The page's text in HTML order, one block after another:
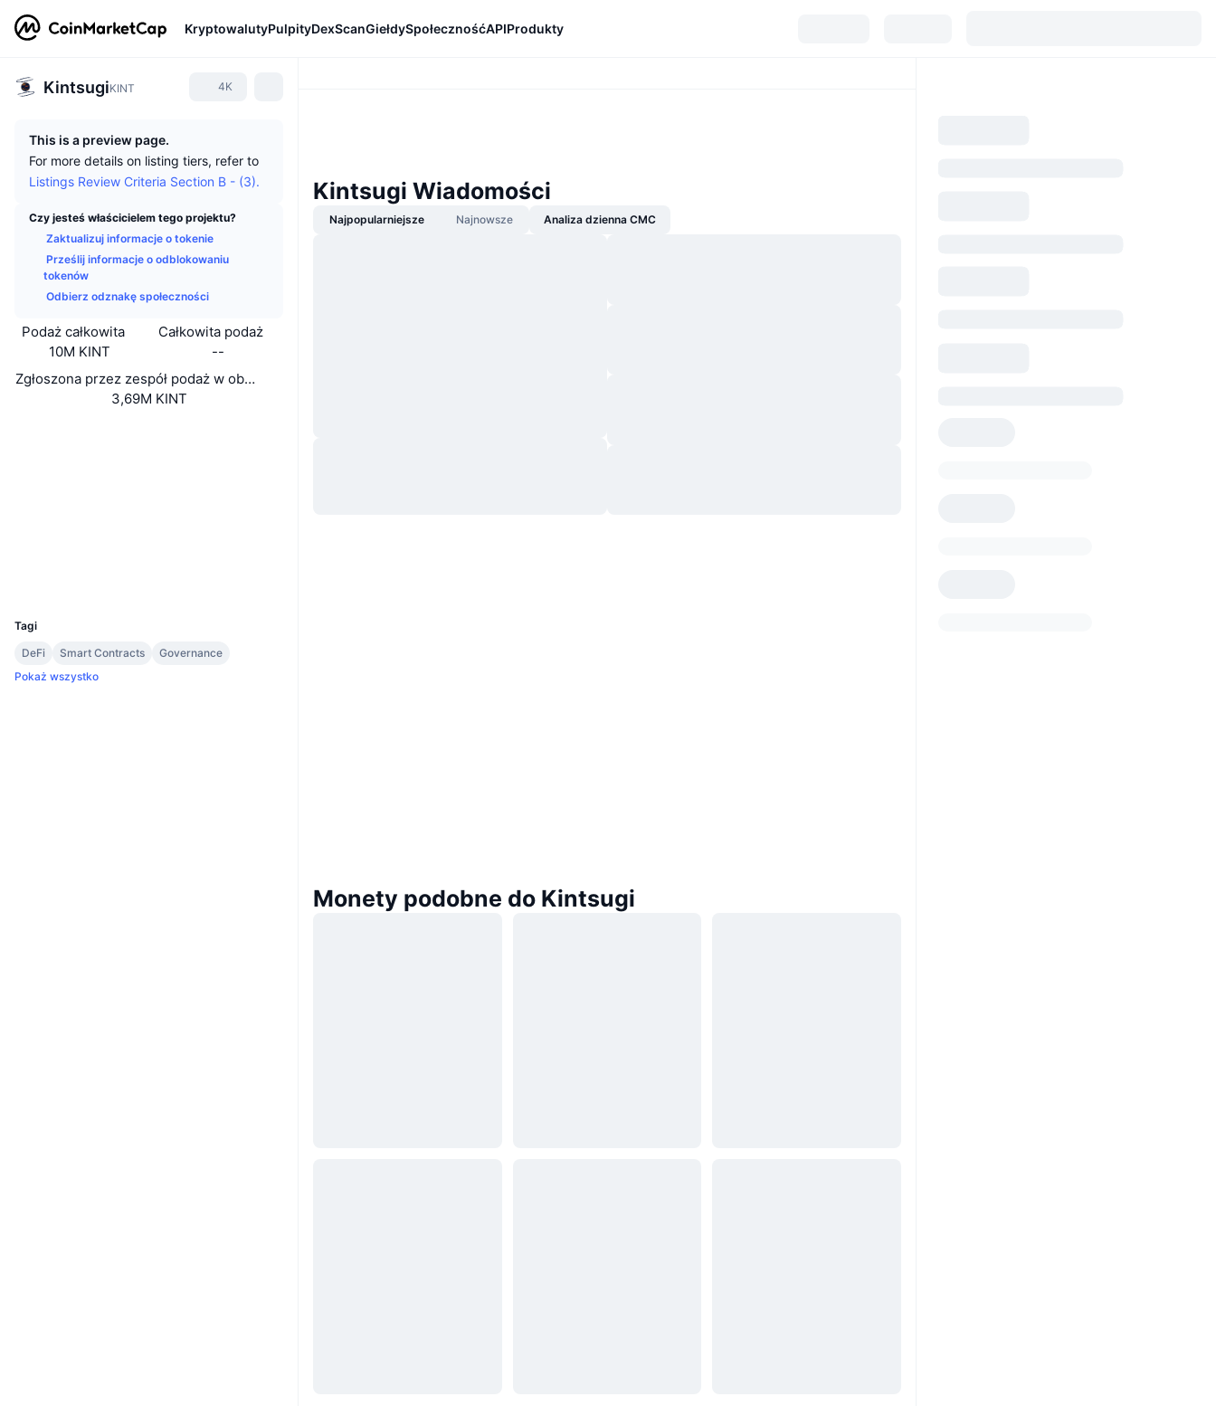
KryptowalutyPulpityDexScanGiełdySpołecznośćAPIProdukty
KintsugiKINT 4K
This is a preview page.
For more details on listing tiers, refer to
Listings Review Criteria Section B - (3).
Czy jesteś właścicielem tego projektu?
Zaktualizuj informacje o tokenie
Prześlij informacje o odblokowaniu
tokenów
Odbierz odznakę społeczności
Podaż całkowita
10M KINT
Całkowita podaż
--
Zgłoszona przez zespół podaż w obiegu
3,69M KINT
Tagi
DeFi
Smart Contracts
Governance
Pokaż wszystko
Kintsugi Wiadomości
Najpopularniejsze Najnowsze Analiza dzienna CMC
Monety podobne do Kintsugi